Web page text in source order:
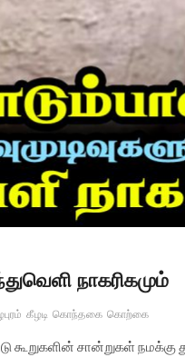
நாகரிகமும்
கீழடி கொந்தகை கொற்கை
சான்றுகள் நமக்கு